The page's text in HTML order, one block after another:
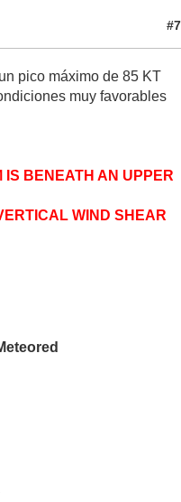
#7
pico máximo de 85 KT
muy favorables
IS BENEATH AN UPPER
WIND SHEAR